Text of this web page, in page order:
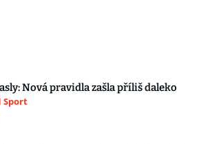
Nová pravidla zašla příliš daleko
Sport